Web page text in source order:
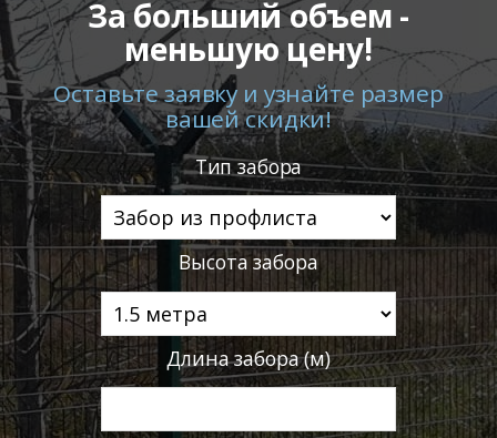
За больший объем -
меньшую цену!
Оставьте заявку и узнайте размер
вашей скидки!
Тип забора
Высота забора
Длина забора (м)